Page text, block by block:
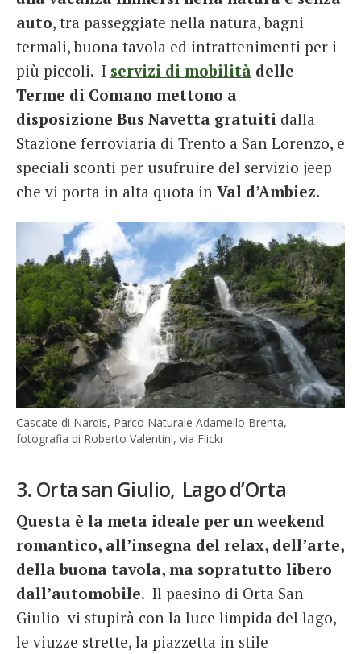
auto, tra passeggiate nella natura, bagni
termali, buona tavola ed intrattenimenti per i
più piccoli. I servizi di mobilità delle
Terme di Comano mettono a
disposizione Bus Navetta gratuiti dalla
Stazione ferroviaria di Trento a San Lorenzo, e
speciali sconti per usufruire del servizio jeep
che vi porta in alta quota in Val d’Ambiez.
Cascate di Nardis, Parco Naturale Adamello Brenta,
fotografia di Roberto Valentini, via Flickr
3. Orta san Giulio, Lago d’Orta
Questa è la meta ideale per un weekend
romantico, all’insegna del relax, dell’arte,
della buona tavola, ma sopratutto libero
dall’automobile. Il paesino di Orta San
Giulio vi stupirà con la luce limpida del lago,
le viuzze strette, la piazzetta in stile